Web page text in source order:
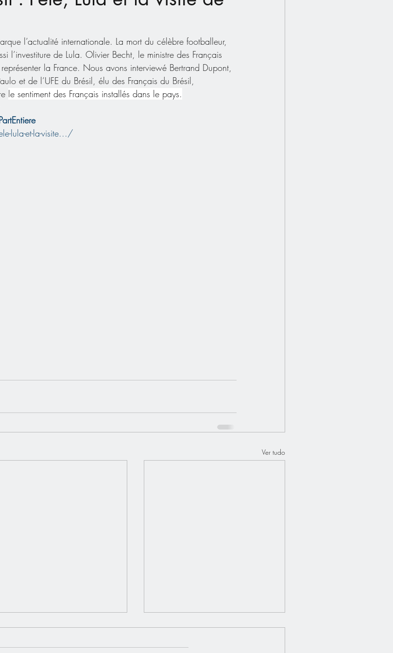
l’actualité internationale. La mort du célèbre footballeur,
l’investiture de Lula. Olivier Becht, le ministre des Français
la France. Nous avons interviewé Bertrand Dupont,
et de l’UFE du Brésil, élu des Français du Brésil,
le sentiment des Français installés dans le pays.
lula-et-la-visite.../
Ver tudo